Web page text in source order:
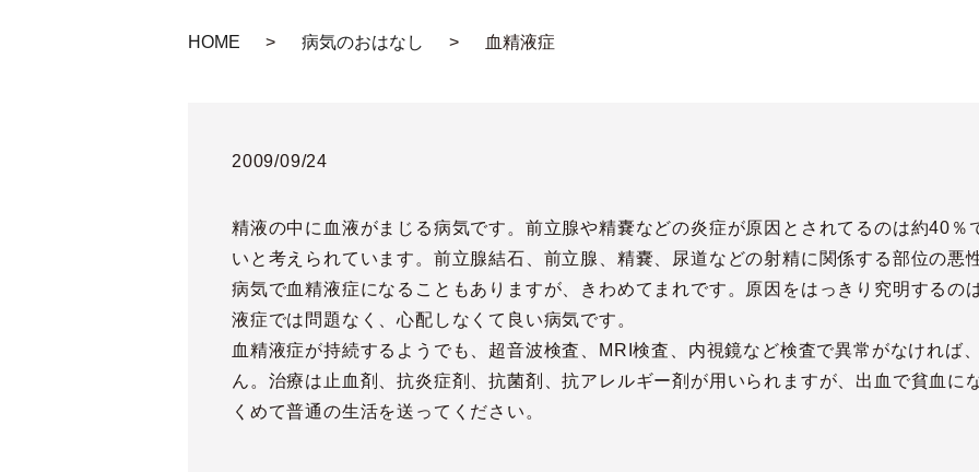
HOME 病気のおはなし 血精液症
2009/09/24
精液の中に血液がまじる病気です。前立腺や精嚢などの炎症が原因とされてるのは約40％
いと考えられています。前立腺結石、前立腺、精嚢、尿道などの射精に関係する部位の悪
病気で血精液症になることもありますが、きわめてまれです。原因をはっきり究明するの
液症では問題なく、心配しなくて良い病気です。
血精液症が持続するようでも、超音波検査、MRI検査、内視鏡など検査で異常がなければ
ん。治療は止血剤、抗炎症剤、抗菌剤、抗アレルギー剤が用いられますが、出血で貧血に
くめて普通の生活を送ってください。